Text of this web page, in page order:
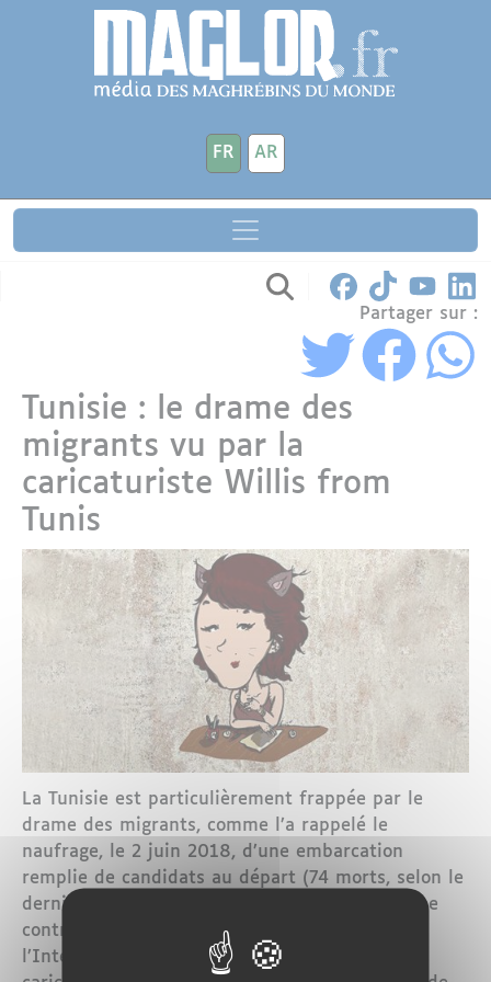
Aller au contenu principal
FR AR
Partager sur :
Tunisie : le drame des
migrants vu par la
caricaturiste Willis from
Tunis
La Tunisie est particulièrement frappée par le
drame des migrants, comme l’a rappelé le
naufrage, le 2 juin 2018, d’une embarcation
remplie de candidats au départ (74 morts, selon le
dernier bilan en date du 7 juin 2018). En pleine
controverse sur cette affaire, le ministre de
l’Intérieur, Lotfi Brahem, a été limogé. Et les
Panneau de gestion des cookies